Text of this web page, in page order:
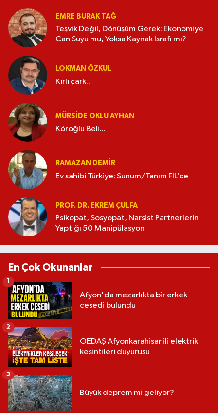
EMRE BURAK TAĞ
Teşvik Değil, Dönüşüm Gerek: Ekonomiye
Can Suyu mu, Yoksa Kaynak İsrafı mı?
LOKMAN ÖZKUL
Kirli çark...
MÜRŞIDE OKLU AYHAN
Köroğlu Beli...
RAMAZAN DEMİR
Ev sahibi Türkiye; Sunum/Tanım FİL’ce
PROF. DR. EKREM ÇULFA
Psikopat, Sosyopat, Narsist Partnerlerin
Yaptığı 50 Manipülasyon
En Çok Okunanlar
Afyon'da mezarlıkta bir erkek
cesedi bulundu
1
OEDAŞ Afyonkarahisar ili elektrik
kesintileri duyurusu
2
Büyük deprem mi geliyor?
3